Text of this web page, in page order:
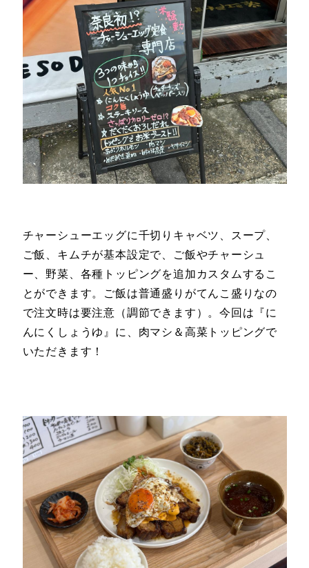
チャーシューエッグに千切りキャベツ、スープ、
ご飯、キムチが基本設定で、ご飯やチャーシュ
ー、野菜、各種トッピングを追加カスタムするこ
とができます。ご飯は普通盛りがてんこ盛りなの
で注文時は要注意（調節できます）。今回は『に
んにくしょうゆ』に、肉マシ＆高菜トッピングで
いただきます！